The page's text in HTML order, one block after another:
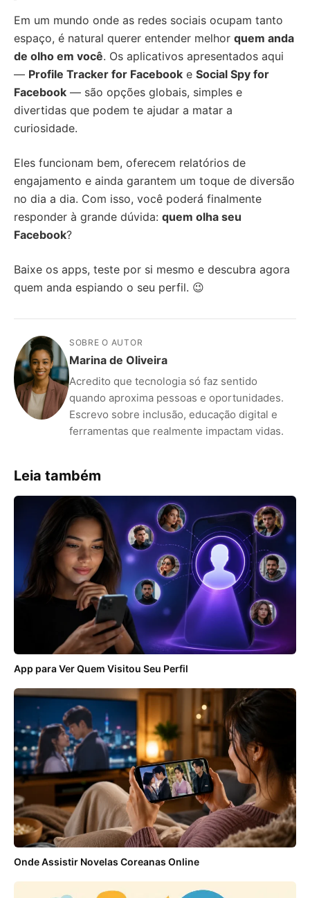
Em um mundo onde as redes sociais ocupam tanto
espaço, é natural querer entender melhor quem anda
de olho em você. Os aplicativos apresentados aqui
— Profile Tracker for Facebook e Social Spy for
Facebook — são opções globais, simples e
divertidas que podem te ajudar a matar a
curiosidade.
Eles funcionam bem, oferecem relatórios de
engajamento e ainda garantem um toque de diversão
no dia a dia. Com isso, você poderá finalmente
responder à grande dúvida: quem olha seu
Facebook?
Baixe os apps, teste por si mesmo e descubra agora
quem anda espiando o seu perfil. 😉
SOBRE O AUTOR
Marina de Oliveira
Acredito que tecnologia só faz sentido
quando aproxima pessoas e oportunidades.
Escrevo sobre inclusão, educação digital e
ferramentas que realmente impactam vidas.
Leia também
App para Ver Quem Visitou Seu Perfil
Onde Assistir Novelas Coreanas Online